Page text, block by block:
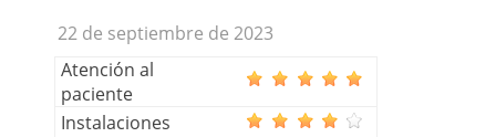
22 de septiembre de 2023
Atención al
paciente
Instalaciones